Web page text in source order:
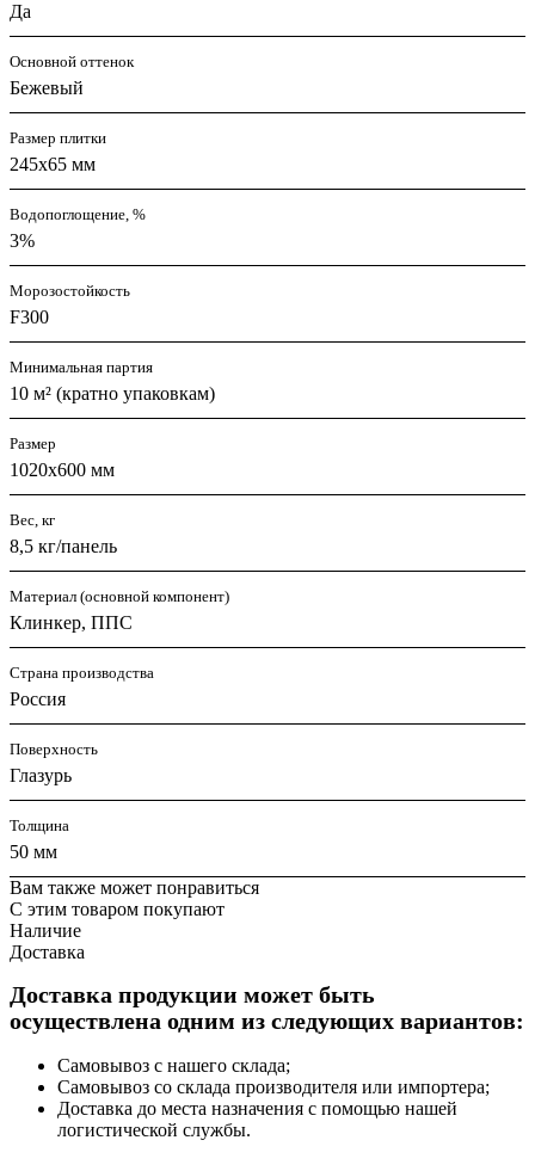
Да
Основной оттенок
Бежевый
Размер плитки
245х65 мм
Водопоглощение, %
3%
Морозостойкость
F300
Минимальная партия
10 м² (кратно упаковкам)
Размер
1020х600 мм
Вес, кг
8,5 кг/панель
Материал (основной компонент)
Клинкер, ППС
Страна производства
Россия
Поверхность
Глазурь
Толщина
50 мм
Вам также может понравиться
С этим товаром покупают
Наличие
Доставка
Доставка продукции может быть
осуществлена одним из следующих вариантов:
Самовывоз с нашего склада;
Самовывоз со склада производителя или импортера;
Доставка до места назначения с помощью нашей
логистической службы.